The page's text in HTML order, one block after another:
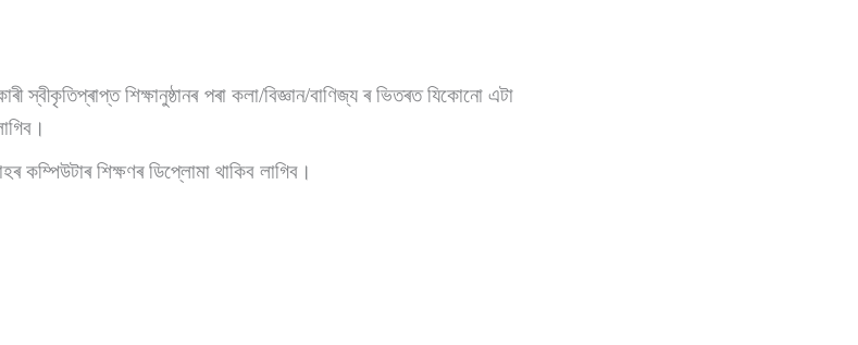
স্বীকৃতিপ্ৰাপ্ত শিক্ষানুষ্ঠানৰ পৰা কলা/বিজ্ঞান/বাণিজ্য ৰ ভিতৰত যিকোনো এটা
কম্পিউটাৰ শিক্ষণৰ ডিপ্লোমা থাকিব লাগিব।